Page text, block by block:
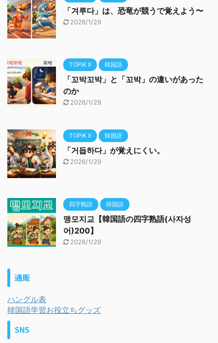
「겨루다」は、恐竜が競うで覚えよう〜
2026/1/29
TOPIK II 韓国語
「꼬박꼬박」と「꼬박」の違いがあった
のか
2026/1/29
TOPIK II 韓国語
「거듭하다」が覚えにくい。
2026/1/29
四字熟語 韓国語
맹모지교【韓国語の四字熟語(사자성
어)200】
2026/1/29
通販
ハングル表
韓国語学習お役立ちグッズ
SNS